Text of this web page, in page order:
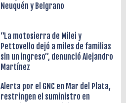
Neuquén y Belgrano
“La motosierra de Milei y
Pettovello dejó a miles de familias
sin un ingreso”, denunció Alejandro
Martínez
Alerta por el GNC en Mar del Plata,
restringen el suministro en